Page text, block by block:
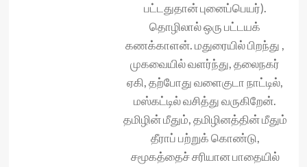
பட்டதுதான் புனைப்பெயர்).
தொழிலால் ஒரு பட்டயக்
கணக்காளன். மதுரையில் பிறந்து ,
முகவையில் வளர்ந்து, தலைநகர்
ஏகி, தற்போது வளைகுடா நாட்டில்,
மஸ்கட்டில் வசித்து வருகிறேன்.
தமிழின் மீதும், தமிழினத்தின் மீதும்
தீராப் பற்றுக் கொண்டு,
சமூகத்தைச் சரியான பாதையில்